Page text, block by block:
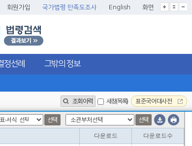
회원가입 국가법령 만족도조사 English 화면
대
대초기화
소
정선례 그밖의 정보
조회이력 새창(목록) 표준국어대사전
선택 선택
다운로드 다운로드수